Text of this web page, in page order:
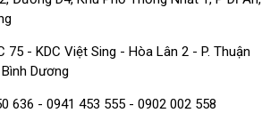
75 - KDC Việt Sing - Hòa Lân 2 - P. Thuận
Dương
636 - 0941 453 555 - 0902 002 558